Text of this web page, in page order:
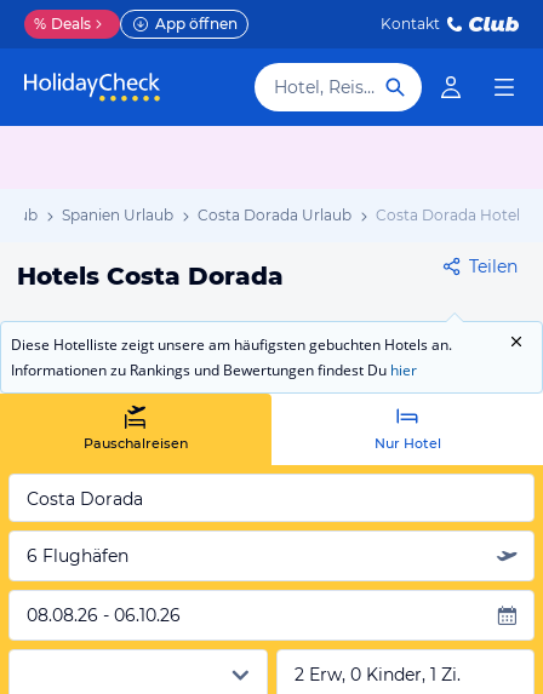
% Deals App öffnen Kontakt
Hotel, Reiseziel
Spanien Urlaub Costa Dorada Urlaub Costa Dorada Hotels
Hotels Costa Dorada Teilen
Diese Hotelliste zeigt unsere am häufigsten gebuchten Hotels an.
Informationen zu Rankings und Bewertungen findest Du hier
Pauschalreisen Nur Hotel
Costa Dorada
6 Flughäfen
08.08.26 - 06.10.26
2 Erw, 0 Kinder, 1 Zi.